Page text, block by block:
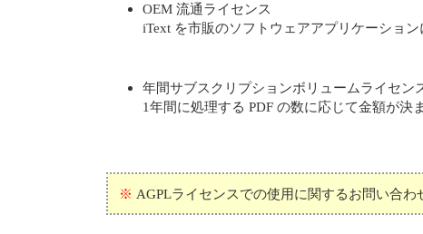
OEM 流通ライセンス
iText を市販のソフトウェアアプリケーショ
年間サブスクリプションボリュームライセン
1年間に処理する PDF の数に応じて金額が決
※ AGPLライセンスでの使用に関するお問い合